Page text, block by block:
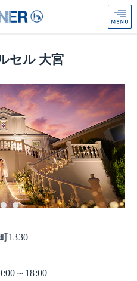
ロ
ズ
プ
ン
ナ
ー
from
Anniversaire
セル 大宮
1330
～18:00